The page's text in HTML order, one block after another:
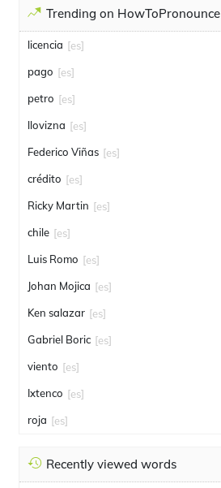
Trending on HowToPronounce
licencia [es]
pago [es]
petro [es]
llovizna [es]
Federico Viñas [es]
crédito [es]
Ricky Martin [es]
chile [es]
Luis Romo [es]
Johan Mojica [es]
Ken salazar [es]
Gabriel Boric [es]
viento [es]
Ixtenco [es]
roja [es]
Recently viewed words